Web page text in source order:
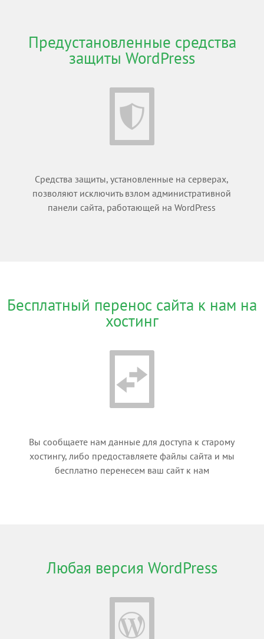
Предустановленные средства
защиты WordPress
Средства защиты, установленные на серверах,
позволяют исключить взлом административной
панели сайта, работающей на WordPress
Бесплатный перенос сайта к нам на
хостинг
Вы сообщаете нам данные для доступа к старому
хостингу, либо предоставляете файлы сайта и мы
бесплатно перенесем ваш сайт к нам
Любая версия WordPress